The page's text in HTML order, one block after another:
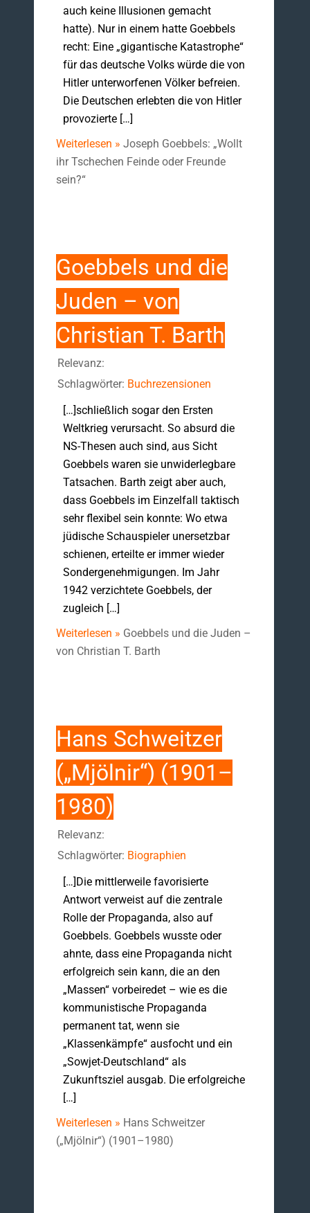
auch keine Illusionen gemacht
hatte). Nur in einem hatte Goebbels
recht: Eine „gigantische Katastrophe“
für das deutsche Volks würde die von
Hitler unterworfenen Völker befreien.
Die Deutschen erlebten die von Hitler
provozierte […]
Weiterlesen » Joseph Goebbels: „Wollt
ihr Tschechen Feinde oder Freunde
sein?“
Goebbels und die
Juden – von
Christian T. Barth
Relevanz:
Schlagwörter: Buchrezensionen
[…]schließlich sogar den Ersten
Weltkrieg verursacht. So absurd die
NS-Thesen auch sind, aus Sicht
Goebbels waren sie unwiderlegbare
Tatsachen. Barth zeigt aber auch,
dass Goebbels im Einzelfall taktisch
sehr flexibel sein konnte: Wo etwa
jüdische Schauspieler unersetzbar
schienen, erteilte er immer wieder
Sondergenehmigungen. Im Jahr
1942 verzichtete Goebbels, der
zugleich […]
Weiterlesen » Goebbels und die Juden –
von Christian T. Barth
Hans Schweitzer
(„Mjölnir“) (1901–
1980)
Relevanz:
Schlagwörter: Biographien
[…]Die mittlerweile favorisierte
Antwort verweist auf die zentrale
Rolle der Propaganda, also auf
Goebbels. Goebbels wusste oder
ahnte, dass eine Propaganda nicht
erfolgreich sein kann, die an den
„Massen“ vorbeiredet – wie es die
kommunistische Propaganda
permanent tat, wenn sie
„Klassenkämpfe“ ausfocht und ein
„Sowjet-Deutschland“ als
Zukunftsziel ausgab. Die erfolgreiche
[…]
Weiterlesen » Hans Schweitzer
(„Mjölnir“) (1901–1980)